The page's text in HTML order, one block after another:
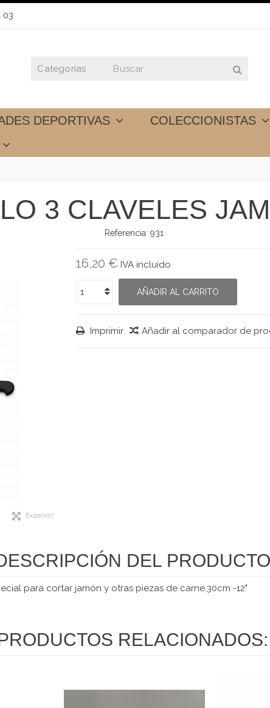
03
DEPORTIVAS
COLECCIONISTAS
3 CLAVELES
Referencia: 931
Expandir
16,20 € IVA incluído
AÑADIR AL CARRITO
Imprimir Añadir al comparador de
DEL PRODUCTO
para cortar jamón y otras piezas de carne.30cm -12"
RELACIONADOS: